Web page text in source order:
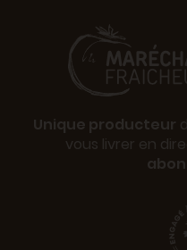
Unique producteur
vous livrer en